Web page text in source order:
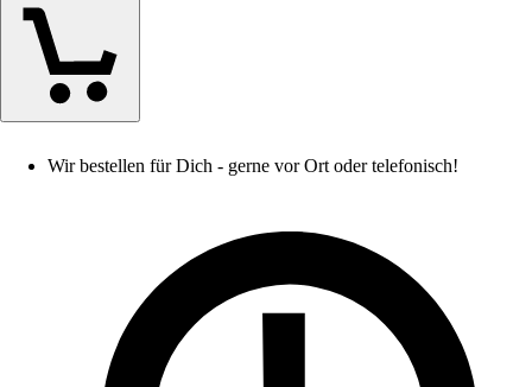
Wir bestellen für Dich - gerne vor Ort oder telefonisch!